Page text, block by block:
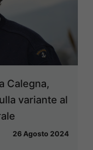
Calegna,
variante al
26 Agosto 2024